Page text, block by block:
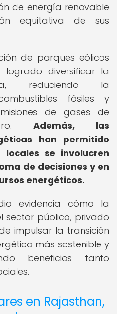
de energía renovable
equitativa de sus
de parques eólicos
diversificar la
reduciendo la
fósiles y
de gases de
Además, las
han permitido
se involucren
de decisiones y en
energéticos.
evidencia cómo la
sector público, privado
impulsar la transición
más sostenible y
beneficios tanto
en Rajasthan,